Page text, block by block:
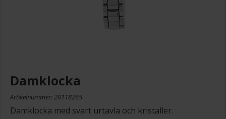
Damklocka
Artikelnummer: 20118265
Damklocka med svart urtavla och kristaller.